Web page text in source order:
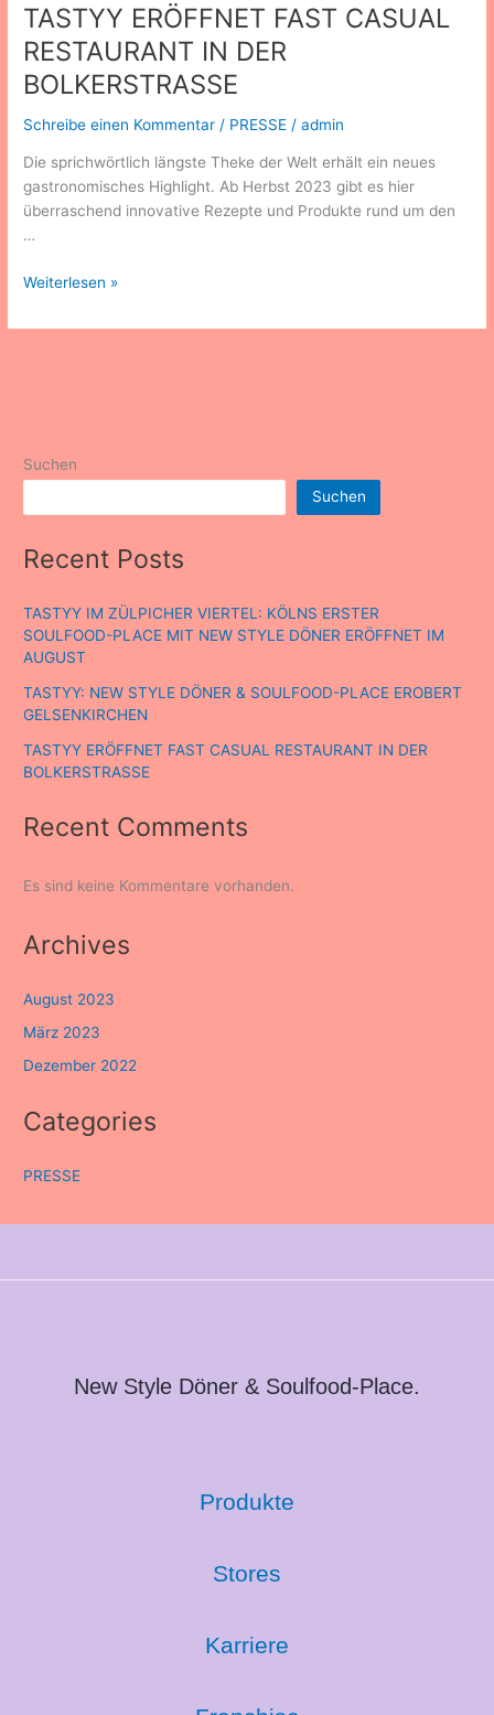
TASTYY ERÖFFNET FAST CASUAL
RESTAURANT IN DER
BOLKERSTRASSE
Schreibe einen Kommentar / PRESSE /admin
Die sprichwörtlich längste Theke der Welt erhält ein neues
gastronomisches Highlight. Ab Herbst 2023 gibt es hier
überraschend innovative Rezepte und Produkte rund um den
…
FAST
CASUAL
RESTAURANT
IN
BOLKERSTRASSE
Weiterlesen »
Suchen
Suchen
Recent Posts
TASTYY IM ZÜLPICHER VIERTEL: KÖLNS ERSTER
SOULFOOD-PLACE MIT NEW STYLE DÖNER ERÖFFNET IM
AUGUST
TASTYY: NEW STYLE DÖNER & SOULFOOD-PLACE EROBERT
GELSENKIRCHEN
TASTYY ERÖFFNET FAST CASUAL RESTAURANT IN DER
BOLKERSTRASSE
Recent Comments
Es sind keine Kommentare vorhanden.
Archives
August 2023
März 2023
Dezember 2022
Categories
PRESSE
New Style Döner & Soulfood-Place.
Produkte
Stores
Karriere